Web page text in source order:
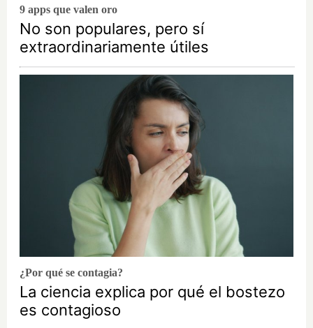
9 apps que valen oro
No son populares, pero sí
extraordinariamente útiles
¿Por qué se contagia?
La ciencia explica por qué el bostezo
es contagioso